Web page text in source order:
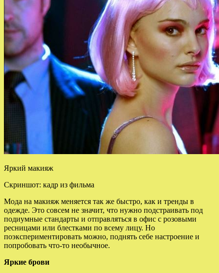
Яркий макияж
Скриншот: кадр из фильма
Мода на макияж меняется так же быстро, как и тренды в
одежде. Это совсем не значит, что нужно подстраивать под
подиумные стандарты и отправляться в офис с розовыми
ресницами или блестками по всему лицу. Но
поэкспериментировать можно, поднять себе настроение и
попробовать что-то необычное.
Яркие брови